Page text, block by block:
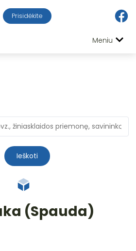
Prisidėkite
Meniu
Ieškoti
(Spauda)